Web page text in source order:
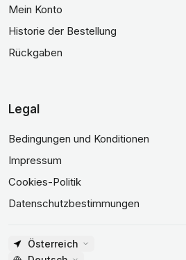
Mein Konto
Historie der Bestellung
Rückgaben
Legal
Bedingungen und Konditionen
Impressum
Cookies-Politik
Datenschutzbestimmungen
Österreich